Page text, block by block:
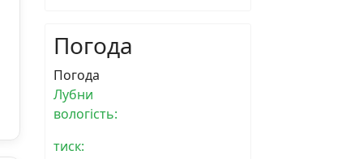
Погода
Погода
Лубни
вологість:
тиск: